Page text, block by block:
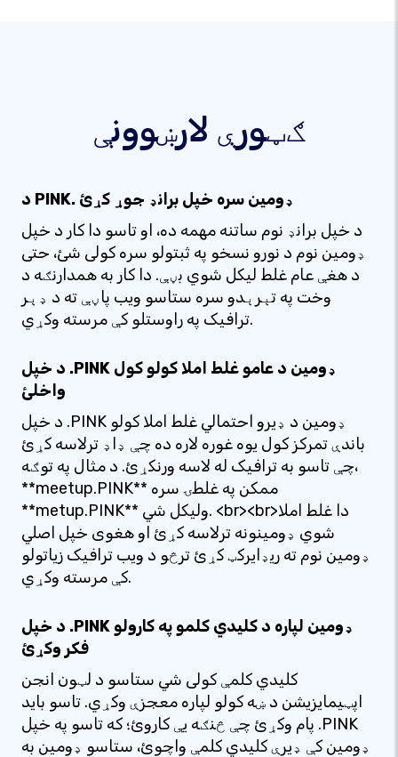
ګټورې لارښوونې
د PINK. ډومین سره خپل برانډ جوړ کړئ
د خپل برانډ نوم ساتنه مهمه ده، او تاسو دا کار د خپل
ډومین نوم د نورو نسخو په ثبتولو سره کولی شئ، حتی
د هغې عام غلط لیکل شوي بڼې. دا کار به همدارنګه د
وخت په تېرېدو سره ستاسو ویب پاڼې ته د ډېر
ترافیک په راوستلو کې مرسته وکړي.
د خپل .PINK ډومین د عامو غلط املا کولو کول
واخلئ
د خپل .PINK ډومین د ډیرو احتمالي غلط املا کولو
باندې تمرکز کول یوه غوره لاره ده چې ډاډ ترلاسه کړئ
چې تاسو به ترافیک له لاسه ورنکړئ. د مثال په توګه،
**meetup.PINK** ممکن په غلطۍ سره
**metup.PINK** ولیکل شي. <br><br>دا غلط املا
شوي ډومینونه ترلاسه کړئ او هغوی خپل اصلي
ډومین نوم ته ریډایرکټ کړئ ترڅو د ویب ترافیک زیاتولو
کې مرسته وکړي.
د خپل .PINK ډومین لپاره د کلیدي کلمو په کارولو
فکر وکړئ
کلیدي کلمې کولی شي ستاسو د لټون انجن
اپټیمایزیشن د ښه کولو لپاره معجزې وکړي. تاسو باید
پام وکړئ چې څنګه یې کاروئ؛ که تاسو په خپل .PINK
ډومین کې ډیرې کلیدي کلمې واچوئ، ستاسو ډومین به